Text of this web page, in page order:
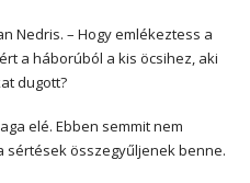
Nedris. – Hogy emlékeztess a
a háborúból a kis öcsihez, aki
dugott?
elé. Ebben semmit nem
sértések összegyűljenek benne.